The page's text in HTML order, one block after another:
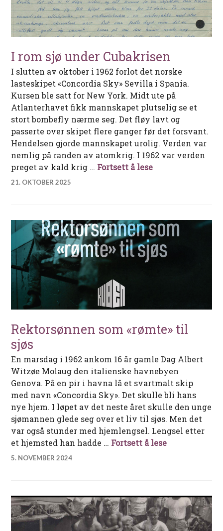
I rom sjø under Cubakrisen
I slutten av oktober i 1962 forlot det norske
lasteskipet «Concordia Sky» Sevilla i Spania.
Kursen ble satt for New York. Midt ute på
Atlanterhavet fikk mannskapet plutselig se et
stort bombefly nærme seg. Det fløy lavt og
passerte over skipet flere ganger før det forsvant.
Hendelsen gjorde mannskapet urolig. Verden var
nemlig på randen av atomkrig. I 1962 var verden
preget av kald krig … Fortsett å leseI rom sjø under
21. OKTOBER 2025
Rektorsønnen som «rømte» til
sjøs
En marsdag i 1962 ankom 16 år gamle Dag Albert
Witzøe Molaug den italienske havnebyen
Genova. På en pir i havna lå et svartmalt skip
med navn «Concordia Sky». Det skulle bli hans
nye hjem. I løpet av det neste året skulle den unge
sjømannen glede seg over et liv til sjøs. Men det
var også stunder med hjemlengsel. Lengsel etter
et hjemsted han hadde … Fortsett å lese
5. NOVEMBER 2024